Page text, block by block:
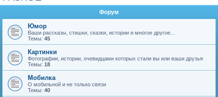
Форум
Юмор
Ваши рассказы, стишки, сказки, истории и многое другое...
Темы: 45
Картинки
Фотографии, истории, очевидцами которых стали вы или ваши друзья
Темы: 18
Мобилка
О мобильной и не только связи
Темы: 40